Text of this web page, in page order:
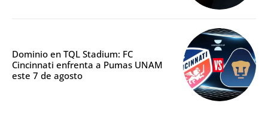
Dominio en TQL Stadium: FC
Cincinnati enfrenta a Pumas UNAM
este 7 de agosto